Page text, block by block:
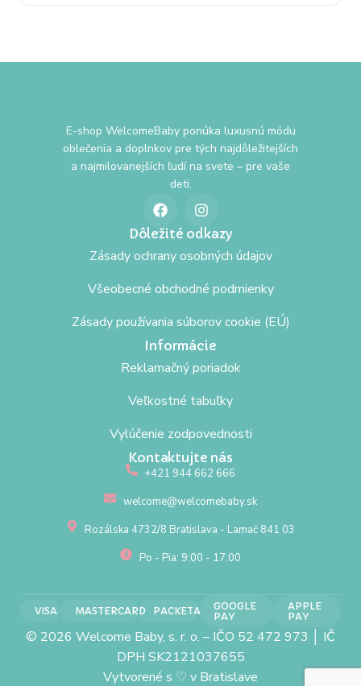
E-shop WelcomeBaby ponúka luxusnú módu
oblečenia a doplnkov pre tých najdôležitejších
a najmilovanejších ľudí na svete – pre vaše
deti.
Dôležité odkazy
Zásady ochrany osobných údajov
Všeobecné obchodné podmienky
Zásady používania súborov cookie (EÚ)
Informácie
Reklamačný poriadok
Veľkostné tabuľky
Vylúčenie zodpovednosti
Kontaktujte nás
+421 944 662 666
welcome@welcomebaby.sk
Rozálska 4732/8 Bratislava - Lamač 841 03
Po - Pia: 9:00 - 17:00
VISA MASTERCARD PACKETA
GOOGLE
PAY
APPLE
PAY
© 2026 Welcome Baby, s. r. o. – IČO 52 472 973 │ IČ
DPH SK2121037655
Vytvorené s ♡ v Bratislave